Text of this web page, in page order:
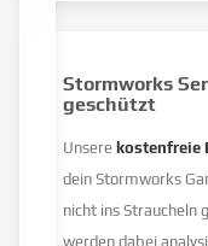
Stormworks
geschützt
Unserekostenfreie
dein Stormworks
nicht ins Straucheln
werden dabei